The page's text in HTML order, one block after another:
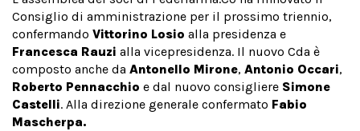
Consiglio di amministrazione per il prossimo triennio,
confermando Vittorino Losio alla presidenza e
Francesca Rauzi alla vicepresidenza. Il nuovo Cda è
composto anche da Antonello Mirone, Antonio Occari,
Roberto Pennacchio e dal nuovo consigliere Simone
Castelli. Alla direzione generale confermato Fabio
Mascherpa.